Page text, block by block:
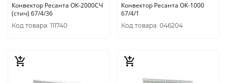
Конвектор Ресанта ОК-2000СЧ
(стич) 67/4/36
Код товара: 111740
Конвектор Ресанта ОК-1000
67/4/1
Код товара: 046204